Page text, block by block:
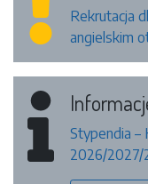
Rekrutacja
angielskim
Stypendia –
2026/2027/